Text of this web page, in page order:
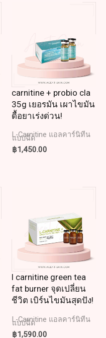
carnitine + probio cla
35g เยอรมัน เผาไขมัน
ดื้อยาเร่งด่วน!
L-Carnitine แอลคาร์นิทีน
แบบฉีด
฿1,450.00
l carnitine green tea
fat burner จุดเปลี่ยน
ชีวิต เบิร์นไขมันสุดปัง!
L-Carnitine แอลคาร์นิทีน
แบบฉีด
฿1,590.00